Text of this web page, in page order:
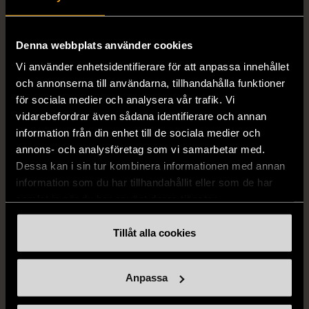
Denna webbplats använder cookies
Vi använder enhetsidentifierare för att anpassa innehållet
och annonserna till användarna, tillhandahålla funktioner
för sociala medier och analysera vår trafik. Vi
vidarebefordrar även sådana identifierare och annan
information från din enhet till de sociala medier och
annons- och analysföretag som vi samarbetar med.
Dessa kan i sin tur kombinera informationen med annan
information som du har tillhandahållit eller som de har
Tillåt alla cookies
Anpassa
Mycket gott skick
249 kr
1/5
Halsband med
1/5
Rodebjer - Mönstrad topp
med knappdetalj